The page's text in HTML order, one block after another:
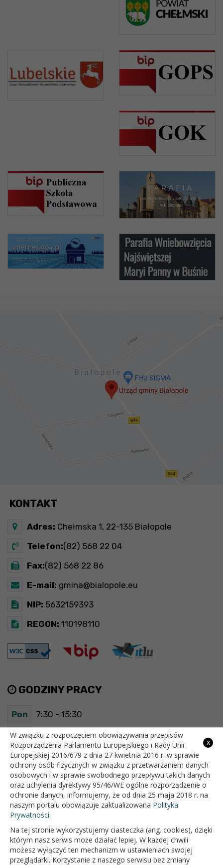
KONTAKT
Adres: Chełmska 1, 22-135 Białopole
Telefon:(82) 568 22 04
Fax:(82) 568 22 86
E-mail: gmina@bialopole.eu
NIP: 5632159393
REGON: 110198110
GODZINY PRACY
Pon 7:30 - 15:30
Wt 7:30 - 15:30
Śr 7:30 - 15:30
Czw 7:30 - 15:30
Pt 7:30 - 15:30
OFICJALNY SERWIS INTERNETOWY GMINY BIAŁOPOLE
x
W związku z rozpoczęciem obowiązywania przepisów
Rozporządzenia Parlamentu Europejskiego i Rady Unii
Europejskiej 2016/679 z dnia 27 kwietnia 2016 r. w sprawie
ochrony osób fizycznych w związku z przetwarzaniem danych
osobowych i w sprawie swobodnego przepływu takich danych
oraz uchylenia dyrektywy 95/46/WE ogólne rozporządzenie o
ochronie danych, informujemy, że od dnia 25 maja 2018 r. na
naszym portalu obowiązuje zaktualizowana Polityka
Prywatności.
Na tej stronie wykorzystujemy ciasteczka (ang. cookies), dzięki
którym nasz serwis może działać lepiej. W każdej chwili
możesz wyłączyć ten mechanizm w ustawieniach swojej
przeglądarki. Korzystanie z naszego serwisu bez zmiany